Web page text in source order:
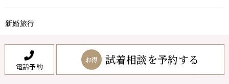
電話予約
お得 試着相談を予約する
新婚旅行
新生活全般